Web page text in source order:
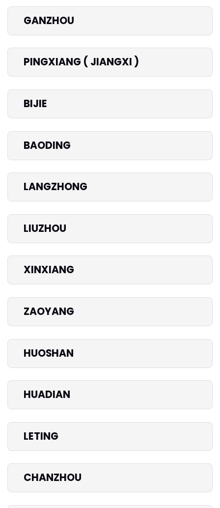
GANZHOU
PINGXIANG ( JIANGXI )
BIJIE
BAODING
LANGZHONG
LIUZHOU
XINXIANG
ZAOYANG
HUOSHAN
HUADIAN
LETING
CHANZHOU